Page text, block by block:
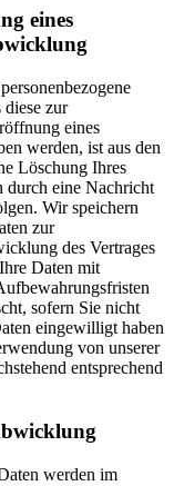
eines
diese zur
eines
werden, ist aus den
Löschung Ihres
durch eine Nachricht
Wir speichern
zur
des Vertrages
Daten mit
sofern Sie nicht
eingewilligt haben
von unserer
entsprechend
werden im